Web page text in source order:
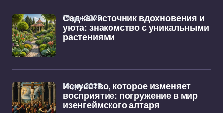
Сад как источник вдохновения и
уюта: знакомство с уникальными
растениями
19 дек 2025
Искусство, которое изменяет
восприятие: погружение в мир
изенгеймского алтаря
18 дек 2025